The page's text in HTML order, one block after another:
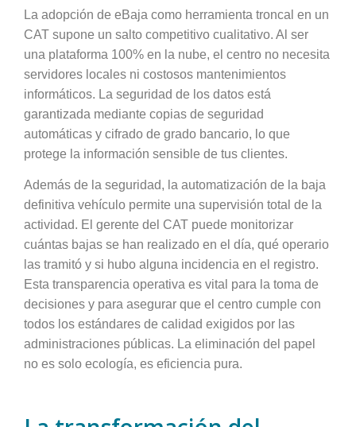
La adopción de eBaja como herramienta troncal en un
CAT supone un salto competitivo cualitativo. Al ser
una plataforma 100% en la nube, el centro no necesita
servidores locales ni costosos mantenimientos
informáticos. La seguridad de los datos está
garantizada mediante copias de seguridad
automáticas y cifrado de grado bancario, lo que
protege la información sensible de tus clientes.
Además de la seguridad, la automatización de la baja
definitiva vehículo permite una supervisión total de la
actividad. El gerente del CAT puede monitorizar
cuántas bajas se han realizado en el día, qué operario
las tramitó y si hubo alguna incidencia en el registro.
Esta transparencia operativa es vital para la toma de
decisiones y para asegurar que el centro cumple con
todos los estándares de calidad exigidos por las
administraciones públicas. La eliminación del papel
no es solo ecología, es eficiencia pura.